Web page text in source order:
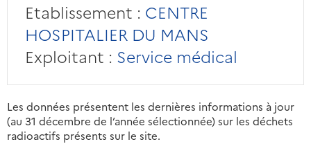
Etablissement : CENTRE
HOSPITALIER DU MANS
Exploitant : Service médical
Les données présentent les dernières informations à jour
(au 31 décembre de l’année sélectionnée) sur les déchets
radioactifs présents sur le site.